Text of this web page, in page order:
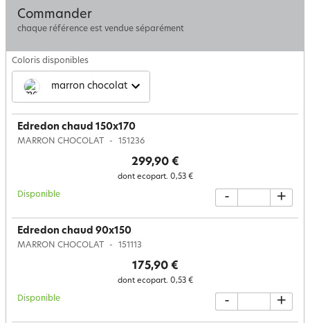
Commander
chaque référence est vendue séparément
Coloris disponibles
marron chocolat
Edredon chaud 150x170
MARRON CHOCOLAT 151236
299,90 €
dont ecopart. 0,53 €
Disponible - +
Edredon chaud 90x150
MARRON CHOCOLAT 151113
175,90 €
dont ecopart. 0,53 €
Disponible - +